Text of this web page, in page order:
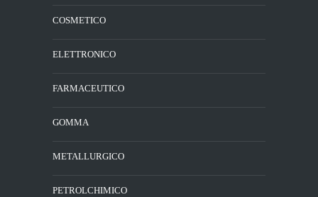
COSMETICO
ELETTRONICO
FARMACEUTICO
GOMMA
METALLURGICO
PETROLCHIMICO